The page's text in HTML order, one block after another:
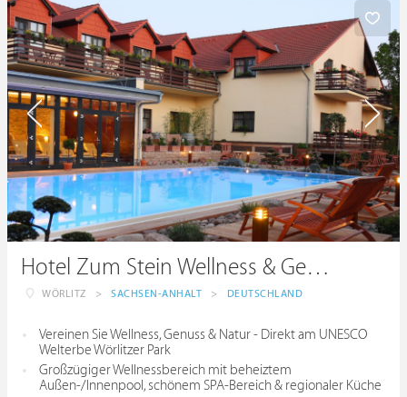
Hotel Zum Stein Wellness & Genuss Resort
WÖRLITZ > SACHSEN-ANHALT > DEUTSCHLAND
Vereinen Sie Wellness, Genuss & Natur - Direkt am UNESCO
Welterbe Wörlitzer Park
Großzügiger Wellnessbereich mit beheiztem
Außen-/Innenpool, schönem SPA-Bereich & regionaler Küche